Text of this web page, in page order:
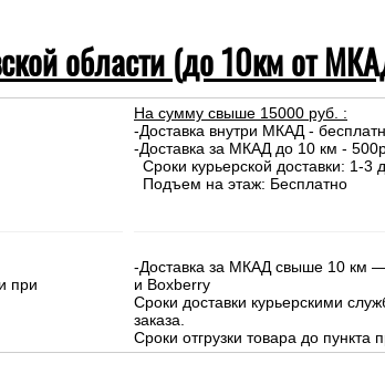
области (до 10км от
при
На сумму свыше 15000 руб. :
-Доставка внутри МКАД -
-Доставка за МКАД до 10 км -
Сроки курьерской доставки: 1-3
Подъем на этаж: Бесплатно
-Доставка за МКАД свыше 10 км —
и Boxberry
Сроки доставки курьерскими
заказа.
Сроки отгрузки товара до